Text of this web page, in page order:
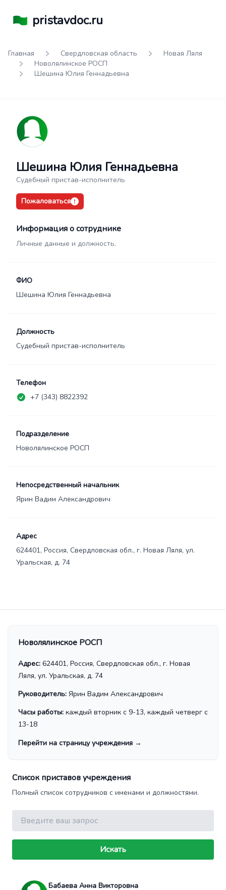
pristavdoc.ru
Главная Свердловская область
Новая Ляля
Новолялинское РОСП
Шешина Юлия Геннадьевна
Шешина Юлия Геннадьевна
Судебный пристав-исполнитель
Пожаловаться
Информация о сотруднике
Личные данные и должность.
ФИО
Шешина Юлия Геннадьевна
Должность
Судебный пристав-исполнитель
Телефон
+7 (343) 8822392
Подразделение
Новолялинское РОСП
Непосредственный начальник
Ярин Вадим Александрович
Адрес
624401, Россия, Свердловская обл., г. Новая Ляля, ул.
Уральская, д. 74
Новолялинское РОСП
Адрес: 624401, Россия, Свердловская обл., г. Новая
Ляля, ул. Уральская, д. 74
Руководитель: Ярин Вадим Александрович
Часы работы: каждый вторник с 9-13, каждый четверг с
13-18
Перейти на страницу учреждения →
Список приставов учреждения
Полный список сотрудников с именами и должностями.
Поиск
Искать
Бабаева Анна Викторовна